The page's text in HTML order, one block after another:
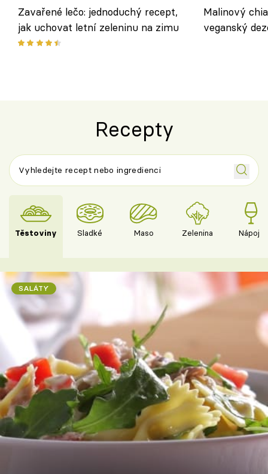
Zavařené lečo: jednoduchý recept,
jak uchovat letní zeleninu na zimu
Malinový
veganský
Recepty
Těstoviny Sladké Maso Zelenina Nápoje
SALÁTY